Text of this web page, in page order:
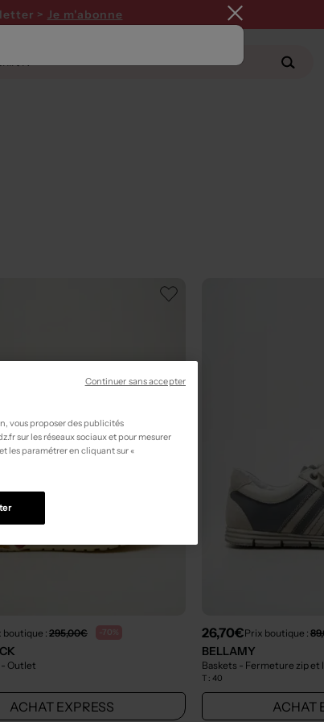
> Je m'abonne
boutique :295,00€ -70%
- Outlet
ACHAT EXPRESS
26,70€Prix boutique :
BELLAMY
Baskets - Fermeture zip et
T : 40
ACHAT
vous proposer des publicités
sur les réseaux sociaux et pour mesurer
les paramétrer en cliquant sur «
Continuer sans accepter